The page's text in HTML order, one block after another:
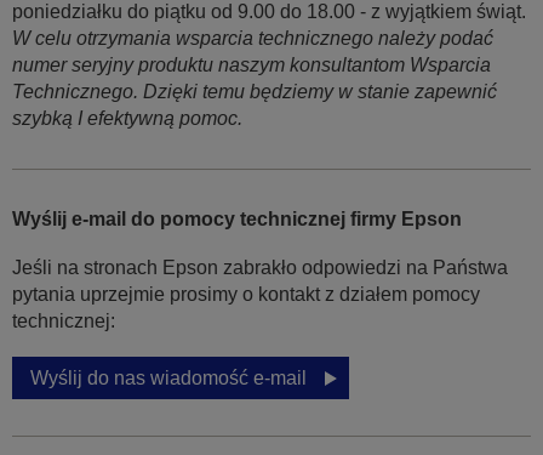
poniedziałku do piątku od 9.00 do 18.00 - z wyjątkiem świąt.
W celu otrzymania wsparcia technicznego należy podać
numer seryjny produktu naszym konsultantom Wsparcia
Technicznego. Dzięki temu będziemy w stanie zapewnić
szybką I efektywną pomoc.
Wyślij e-mail do pomocy technicznej firmy Epson
Jeśli na stronach Epson zabrakło odpowiedzi na Państwa
pytania uprzejmie prosimy o kontakt z działem pomocy
technicznej:
Wyślij do nas wiadomość e-mail